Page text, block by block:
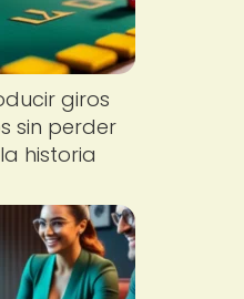
giros
sin perder
historia